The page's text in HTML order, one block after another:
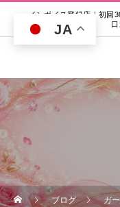
インボイス登録店｜初回
ブログ ガ
JA